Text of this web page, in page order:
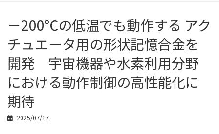
－200℃の低温でも動作する アク
チュエータ用の形状記憶合金を
開発 宇宙機器や水素利用分野
における動作制御の高性能化に
期待
2025/07/17